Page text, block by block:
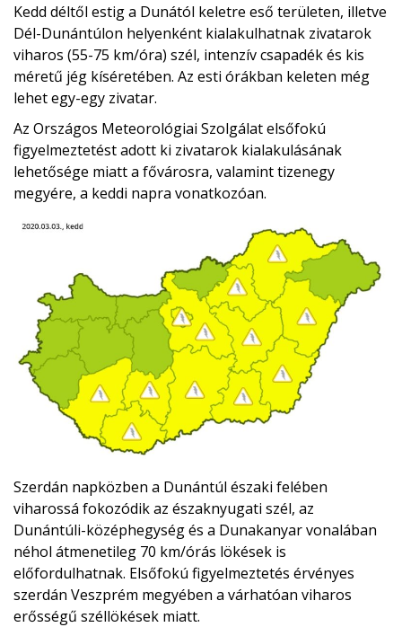
Kedd déltől estig a Dunától keletre eső területen, illetve
Dél-Dunántúlon helyenként kialakulhatnak zivatarok
viharos (55-75 km/óra) szél, intenzív csapadék és kis
méretű jég kíséretében. Az esti órákban keleten még
lehet egy-egy zivatar.
Az Országos Meteorológiai Szolgálat elsőfokú
figyelmeztetést adott ki zivatarok kialakulásának
lehetősége miatt a fővárosra, valamint tizenegy
megyére, a keddi napra vonatkozóan.
Szerdán napközben a Dunántúl északi felében
viharossá fokozódik az északnyugati szél, az
Dunántúli-középhegység és a Dunakanyar vonalában
néhol átmenetileg 70 km/órás lökések is
előfordulhatnak. Elsőfokú figyelmeztetés érvényes
szerdán Veszprém megyében a várhatóan viharos
erősségű széllökések miatt.